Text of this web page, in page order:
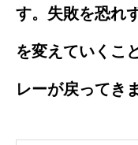
す。失敗を恐れ
を変えていくこ
レーが戻ってき